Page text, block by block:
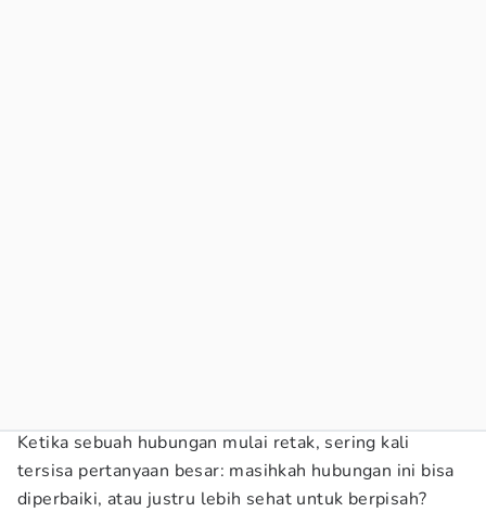
Ketika sebuah hubungan mulai retak, sering kali
tersisa pertanyaan besar: masihkah hubungan ini bisa
diperbaiki, atau justru lebih sehat untuk berpisah?